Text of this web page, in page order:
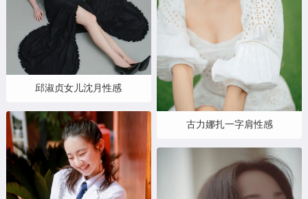
邱淑贞女儿沈月性感
古力娜扎一字肩性感